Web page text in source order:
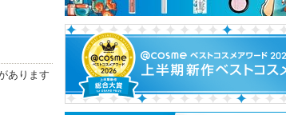
あります